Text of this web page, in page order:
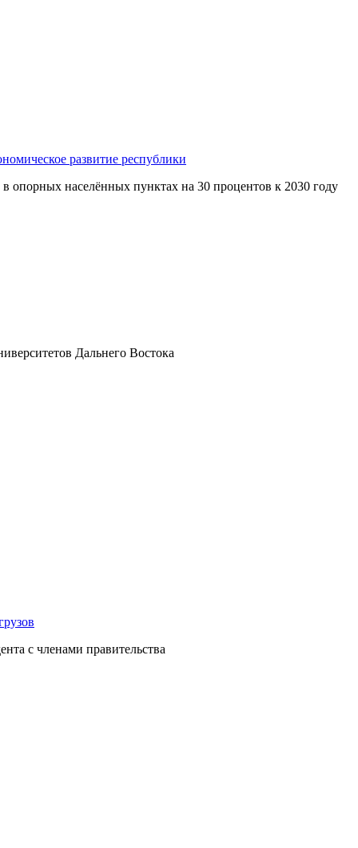
развитие республики
опорных населённых пунктах на 30 процентов к 2030 году
Дальнего Востока
с членами правительства